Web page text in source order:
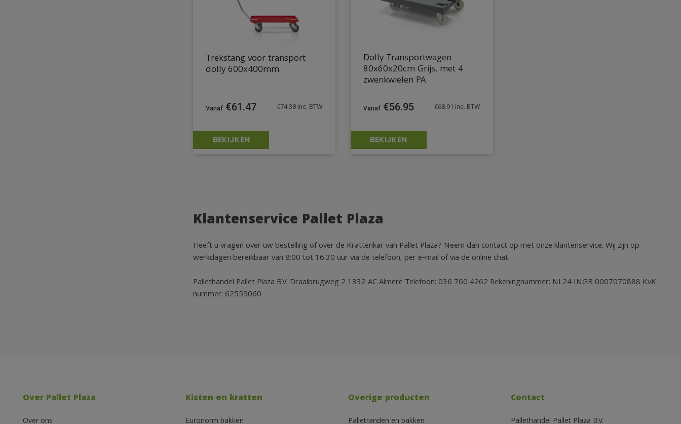
Trekstang voor transport
dolly 600x400mm
€61.47 €74.38inc. BTW
BEKIJKEN
Dolly Transportwagen
80x60x20cm Grijs, met 4
zwenkwielen PA
€56.95 €68.91 inc. BTW
BEKIJKEN
Klantenservice Pallet Plaza
Heeft u vragen over uw bestelling of over de Krattenkar van Pallet Plaza? Neem dan contact op met onze klantenservice. Wij zijn op
werkdagen bereikbaar van 8:00 tot 16:30 uur via de telefoon, per e-mail of via de online chat.
Pallethandel Pallet Plaza B.V. Draaibrugweg 2 1332 AC Almere Telefoon: 036 760 4262 Rekeningnummer: NL24 INGB 0007070888 KvK-
nummer: 62559060
Over Pallet Plaza
Over ons
Kisten en kratten
Euronorm bakken
Overige producten
Palletranden en bakken
Contact
Pallethandel Pallet Plaza B.V.